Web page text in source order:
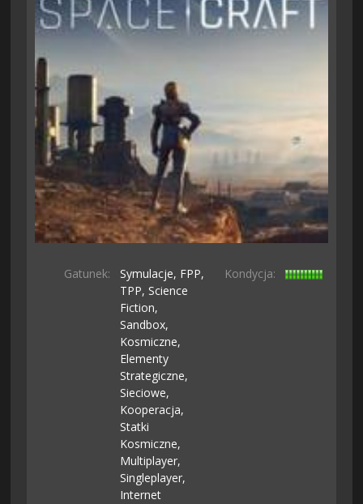
Gatunek: Symulacje, FPP,
TPP,Science
Fiction,
Sandbox,
Kosmiczne,
Elementy
Strategiczne,
Sieciowe,
Kooperacja,
Statki
Kosmiczne,
Multiplayer,
Singleplayer,
Internet
Kondycja: